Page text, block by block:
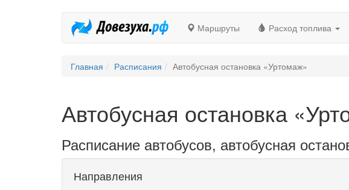
Маршруты Расход топлива
Главная Расписания Автобусная остановка «Уртомаж»
Автобусная остановка
Расписание автобусов, автобусная
Направления